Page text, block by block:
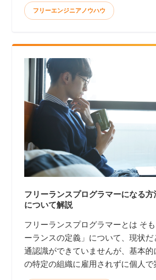
フリーエンジニアノウハウ
フリーランスプログラマーになる方
について解説
フリーランスプログラマーとは そもそも「フリ
ーランスの定義」について、現状
通認識ができていませんが、基本的
の特定の組織に雇用されずに個人で